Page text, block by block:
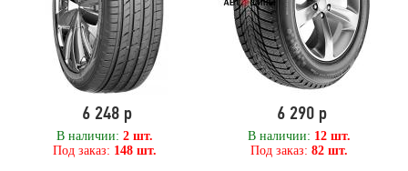
TopTrust
TORERO
Torero (Matador)
Tornado
Tornado (Advance Holdings)
TORQUE
Total Trust
TOURADOR
Toyo
6 248 р
В наличии: 2 шт.
Под заказ: 148 шт.
6 290 р
В наличии: 12 шт.
Под заказ:82 шт.